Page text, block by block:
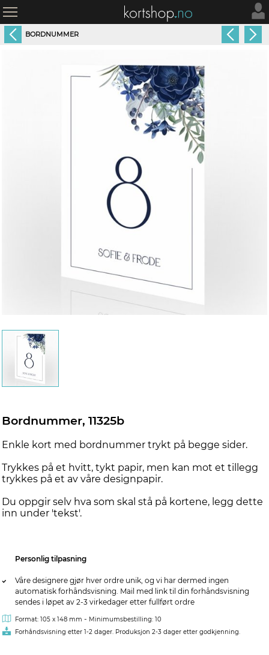
BORDNUMMER
Bordnummer, 11325b
Enkle kort med bordnummer trykt på begge sider.
Trykkes på et hvitt, tykt papir, men kan mot et tillegg
trykkes på et av våre designpapir.
Du oppgir selv hva som skal stå på kortene, legg dette
inn under 'tekst'.
Personlig tilpasning
Våre designere gjør hver ordre unik, og vi har dermed ingen
automatisk forhåndsvisning. Mail med link til din forhåndsvisning
sendes i løpet av 2-3 virkedager etter fullført ordre
Format: 105 x 148 mm - Minimumsbestilling: 10
Forhåndsvisning etter 1-2 dager. Produksjon 2-3 dager etter godkjenning.